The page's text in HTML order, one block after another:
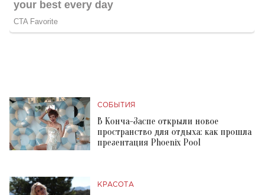
СОБЫТИЯ
В Конча-Заспе открыли новое
пространство для отдыха: как прошла
презентация Phoenix Pool
КРАСОТА